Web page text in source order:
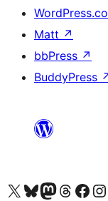
Matt ↗
bbPress ↗
BuddyPress
Visit our X (formerly Twitter) account
Visit our Bluesky account
Visit our Mastodon account
Visit our Threads
Visit our Visit